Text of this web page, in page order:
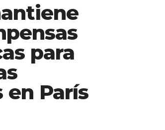
para
en París